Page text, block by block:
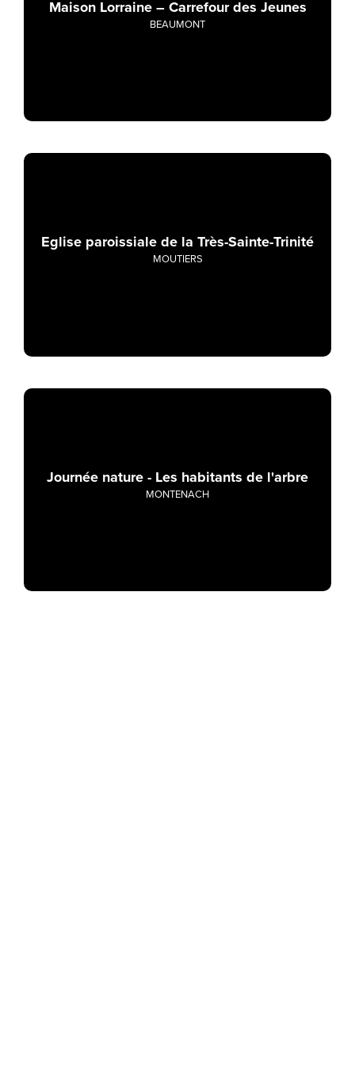
Maison Lorraine – Carrefour des Jeunes
BEAUMONT
Eglise paroissiale de la Très-Sainte-Trinité
MOUTIERS
Journée nature - Les habitants de l'arbre
MONTENACH